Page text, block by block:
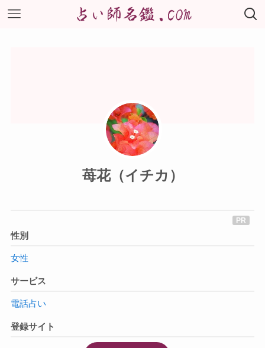
苺花（イチカ）
性別
女性
サービス
電話占い
登録サイト